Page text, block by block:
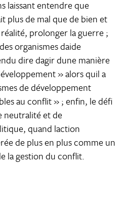
laissant entendre que
plus de mal que de bien et
prolonger la guerre ;
organismes daide
dire dagir dune manière
» alors quil a
de développement
au conflit » ; enfin, le défi
neutralité et de
quand laction
de plus en plus comme un
la gestion du conflit.